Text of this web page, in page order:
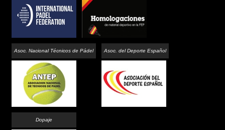
Asoc. Nacional Técnicos de Pádel Asoc. del Deporte Español
Dopaje